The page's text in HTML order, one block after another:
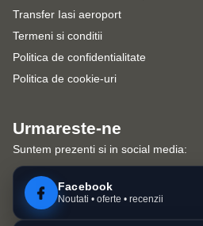
Transfer Iasi aeroport
Termeni si conditii
Politica de confidentialitate
Politica de cookie-uri
Urmareste-ne
Suntem prezenti si in social media:
Facebook
Noutati • oferte • recenzii